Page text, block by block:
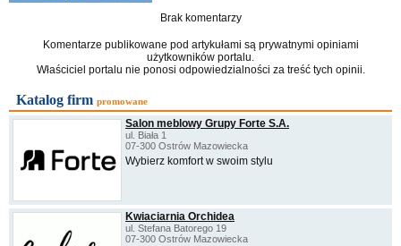
Brak komentarzy
Komentarze publikowane pod artykułami są prywatnymi opiniami
użytkowników portalu.
Właściciel portalu nie ponosi odpowiedzialności za treść tych opinii.
Katalog firm promowane
Salon meblowy Grupy Forte S.A.
ul. Biała 1
07-300 Ostrów Mazowiecka
Wybierz komfort w swoim stylu
Kwiaciarnia Orchidea
ul. Stefana Batorego 19
07-300 Ostrów Mazowiecka